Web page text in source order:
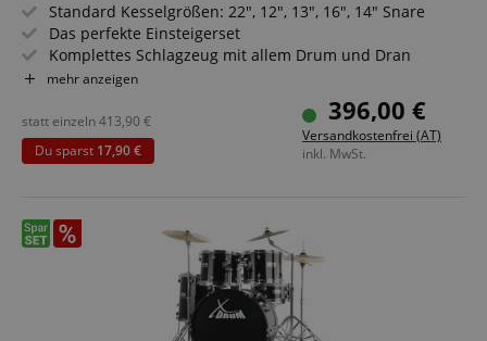
Standard Kesselgrößen: 22", 12", 13", 16", 14" Snare
Das perfekte Einsteigerset
Komplettes Schlagzeug mit allem Drum und Dran
Höhenverstellbarer Hocker
Inkl. Drumsticks, Aufbauanleitung und Schlagzeugschule
Sparset mit komplettem Dämpferset
mehr anzeigen
396,00 €
Versandkostenfrei (AT)
inkl. MwSt.
statt einzeln413,90 €
Du sparst 17,90 €